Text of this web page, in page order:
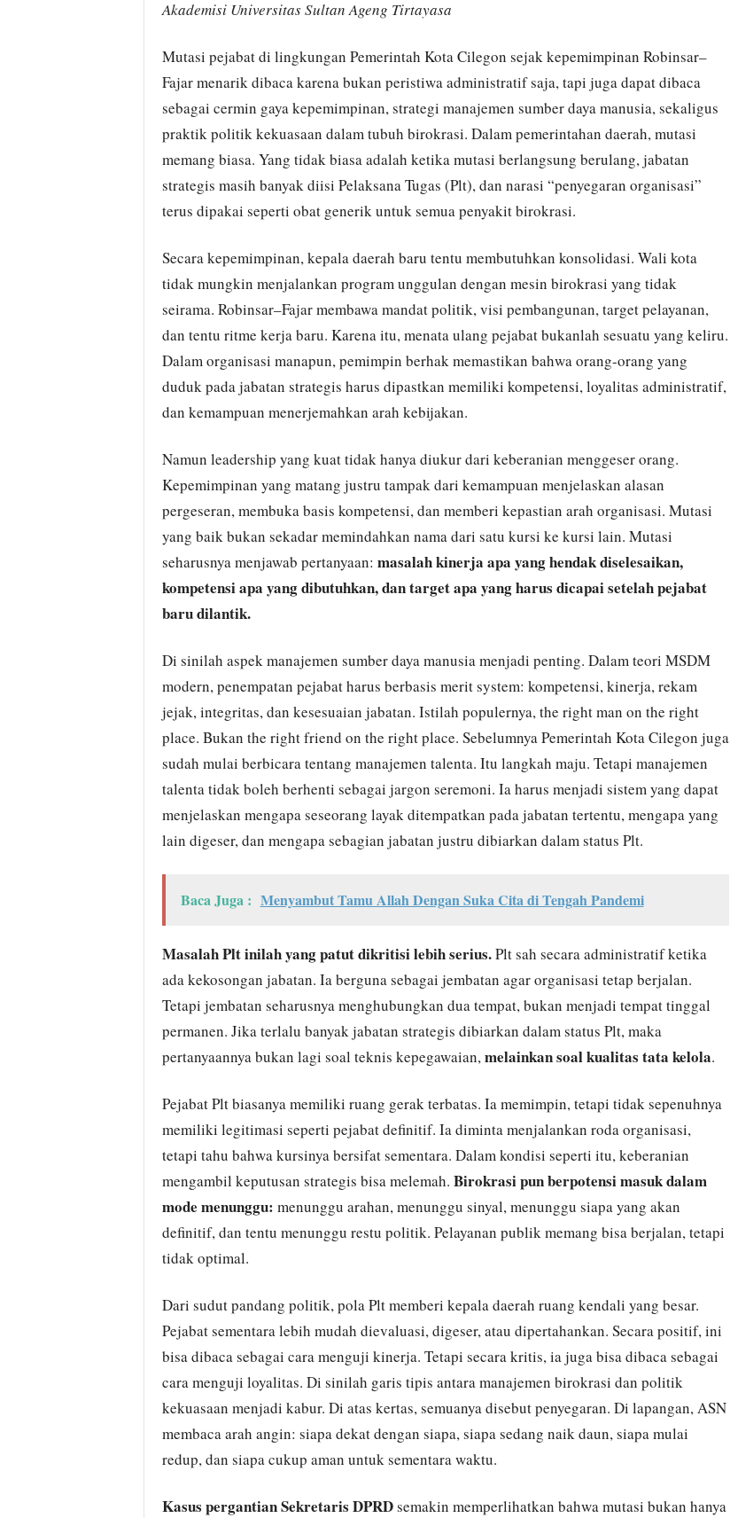
Akademisi Universitas Sultan Ageng Tirtayasa
Mutasi pejabat di lingkungan Pemerintah Kota Cilegon sejak kepemimpinan Robinsar–
Fajar menarik dibaca karena bukan peristiwa administratif saja, tapi juga dapat dibaca
sebagai cermin gaya kepemimpinan, strategi manajemen sumber daya manusia, sekaligus
praktik politik kekuasaan dalam tubuh birokrasi. Dalam pemerintahan daerah, mutasi
memang biasa. Yang tidak biasa adalah ketika mutasi berlangsung berulang, jabatan
strategis masih banyak diisi Pelaksana Tugas (Plt), dan narasi “penyegaran organisasi”
terus dipakai seperti obat generik untuk semua penyakit birokrasi.
Secara kepemimpinan, kepala daerah baru tentu membutuhkan konsolidasi. Wali kota
tidak mungkin menjalankan program unggulan dengan mesin birokrasi yang tidak
seirama. Robinsar–Fajar membawa mandat politik, visi pembangunan, target pelayanan,
dan tentu ritme kerja baru. Karena itu, menata ulang pejabat bukanlah sesuatu yang keliru.
Dalam organisasi manapun, pemimpin berhak memastikan bahwa orang-orang yang
duduk pada jabatan strategis harus dipastkan memiliki kompetensi, loyalitas administratif,
dan kemampuan menerjemahkan arah kebijakan.
Namun leadership yang kuat tidak hanya diukur dari keberanian menggeser orang.
Kepemimpinan yang matang justru tampak dari kemampuan menjelaskan alasan
pergeseran, membuka basis kompetensi, dan memberi kepastian arah organisasi. Mutasi
yang baik bukan sekadar memindahkan nama dari satu kursi ke kursi lain. Mutasi
seharusnya menjawab pertanyaan: masalah kinerja apa yang hendak diselesaikan,
kompetensi apa yang dibutuhkan, dan target apa yang harus dicapai setelah pejabat
baru dilantik.
Di sinilah aspek manajemen sumber daya manusia menjadi penting. Dalam teori MSDM
modern, penempatan pejabat harus berbasis merit system: kompetensi, kinerja, rekam
jejak, integritas, dan kesesuaian jabatan. Istilah populernya, the right man on the right
place. Bukan the right friend on the right place. Sebelumnya Pemerintah Kota Cilegon juga
sudah mulai berbicara tentang manajemen talenta. Itu langkah maju. Tetapi manajemen
talenta tidak boleh berhenti sebagai jargon seremoni. Ia harus menjadi sistem yang dapat
menjelaskan mengapa seseorang layak ditempatkan pada jabatan tertentu, mengapa yang
lain digeser, dan mengapa sebagian jabatan justru dibiarkan dalam status Plt.
Baca Juga : Menyambut Tamu Allah Dengan Suka Cita di Tengah Pandemi
Masalah Plt inilah yang patut dikritisi lebih serius.Plt sah secara administratif ketika
ada kekosongan jabatan. Ia berguna sebagai jembatan agar organisasi tetap berjalan.
Tetapi jembatan seharusnya menghubungkan dua tempat, bukan menjadi tempat tinggal
permanen. Jika terlalu banyak jabatan strategis dibiarkan dalam status Plt, maka
pertanyaannya bukan lagi soal teknis kepegawaian,melainkan soal kualitas tata kelola.
Pejabat Plt biasanya memiliki ruang gerak terbatas. Ia memimpin, tetapi tidak sepenuhnya
memiliki legitimasi seperti pejabat definitif. Ia diminta menjalankan roda organisasi,
tetapi tahu bahwa kursinya bersifat sementara. Dalam kondisi seperti itu, keberanian
mengambil keputusan strategis bisa melemah. Birokrasi pun berpotensi masuk dalam
mode menunggu: menunggu arahan, menunggu sinyal, menunggu siapa yang akan
definitif, dan tentu menunggu restu politik. Pelayanan publik memang bisa berjalan, tetapi
tidak optimal.
Dari sudut pandang politik, pola Plt memberi kepala daerah ruang kendali yang besar.
Pejabat sementara lebih mudah dievaluasi, digeser, atau dipertahankan. Secara positif, ini
bisa dibaca sebagai cara menguji kinerja. Tetapi secara kritis, ia juga bisa dibaca sebagai
cara menguji loyalitas. Di sinilah garis tipis antara manajemen birokrasi dan politik
kekuasaan menjadi kabur. Di atas kertas, semuanya disebut penyegaran. Di lapangan, ASN
membaca arah angin: siapa dekat dengan siapa, siapa sedang naik daun, siapa mulai
redup, dan siapa cukup aman untuk sementara waktu.
Kasus pergantian Sekretaris DPRDsemakin memperlihatkan bahwa mutasi bukan hanya